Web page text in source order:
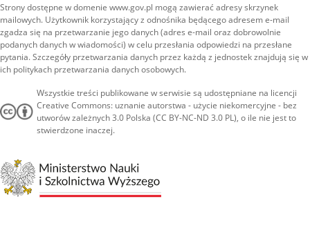
Strony dostępne w domenie www.gov.pl mogą zawierać adresy skrzynek
mailowych. Użytkownik korzystający z odnośnika będącego adresem e-mail
zgadza się na przetwarzanie jego danych (adres e-mail oraz dobrowolnie
podanych danych w wiadomości) w celu przesłania odpowiedzi na przesłane
pytania. Szczegóły przetwarzania danych przez każdą z jednostek znajdują się w
ich politykach przetwarzania danych osobowych.
Wszystkie treści publikowane w serwisie są udostępniane na licencji
Creative Commons: uznanie autorstwa - użycie niekomercyjne - bez
utworów zależnych 3.0 Polska (CC BY-NC-ND 3.0 PL), o ile nie jest to
stwierdzone inaczej.